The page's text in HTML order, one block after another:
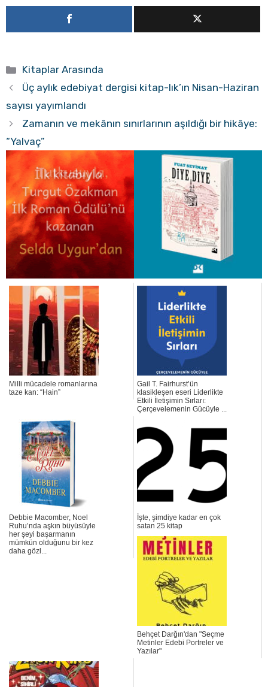
Kategoriler
Kitaplar Arasında
Üç aylık edebiyat dergisi kitap-lık’ın Nisan-Haziran
sayısı yayımlandı
Zamanın ve mekânın sınırlarının aşıldığı bir hikâye:
“Yalvaç”
Milli mücadele romanlarına
taze kan: “Hain”
Gail T. Fairhurst’ün
klasikleşen eseri Liderlikte
Etkili İletişimin Sırları:
Çerçevelemenin Gücüyle ...
Debbie Macomber, Noel
Ruhu’nda aşkın büyüsüyle
her şeyi başarmanın
mümkün olduğunu bir kez
daha gözl...
İşte, şimdiye kadar en çok
satan 25 kitap
Behçet Darğın'dan "Seçme
Metinler Edebi Portreler ve
Yazılar"